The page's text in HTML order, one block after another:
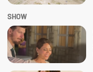
SHOW